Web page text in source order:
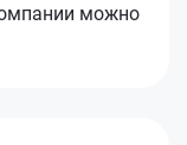
можно